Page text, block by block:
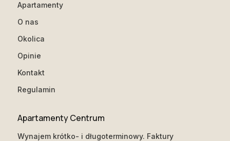
Apartamenty
O nas
Okolica
Opinie
Kontakt
Regulamin
Apartamenty Centrum
Wynajem krótko- i długoterminowy. Faktury